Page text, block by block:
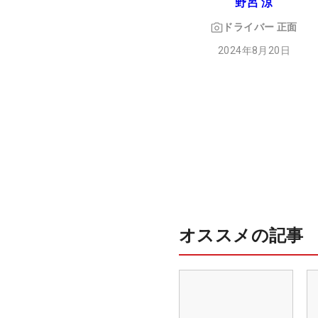
ドライバー 正面
2024年8月20日
オススメの記事